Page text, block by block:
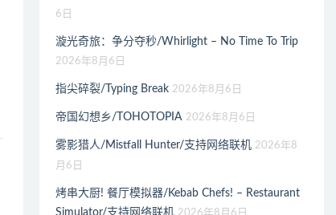
6日
漩光奇旅：争分夺秒/Whirlight – No Time To Trip
2026年8月6日
指尖碎裂/Typing Break 2026年8月6日
帝国幻想乡/TOHOTOPIA 2026年8月6日
雾影猎人/Mistfall Hunter/支持网络联机 2026年8
月6日
烤串大厨! 餐厅模拟器/Kebab Chefs! – Restaurant
Simulator/支持网络联机